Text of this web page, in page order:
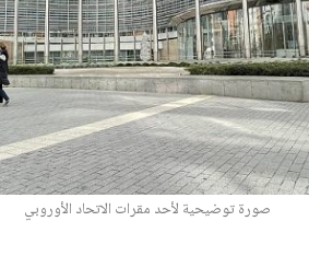
صورة توضيحية لأحد مقرات الاتحاد الأوروبي